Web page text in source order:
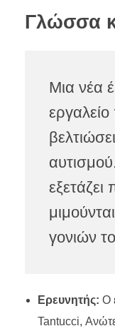
Γλώσσα
Μια νέα
εξετάζει
γονιών
Ερευνητής: Ο
Tantucci,